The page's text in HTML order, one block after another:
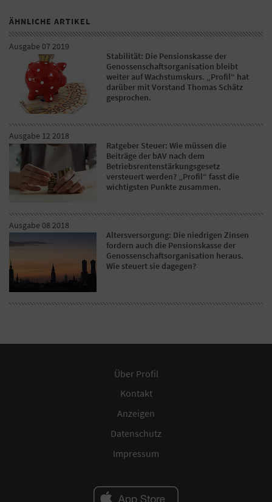
ÄHNLICHE ARTIKEL
Ausgabe 07 2019
Stabilität: Die Pensionskasse der
Genossenschaftsorganisation bleibt
weiter auf Wachstumskurs. „Profil“ hat
darüber mit Vorstand Thomas Schätz
gesprochen.
Ausgabe 12 2018
Ratgeber Steuer: Wie müssen die
Beiträge der bAV nach dem
Betriebsrentenstärkungsgesetz
versteuert werden? „Profil“ fasst die
wichtigsten Punkte zusammen.
Ausgabe 08 2018
Altersversorgung: Die niedrigen Zinsen
fordern auch die Pensionskasse der
Genossenschaftsorganisation heraus.
Wie steuert sie dagegen?
Über Profil
Kontakt
Anzeigen
Datenschutz
Impressum